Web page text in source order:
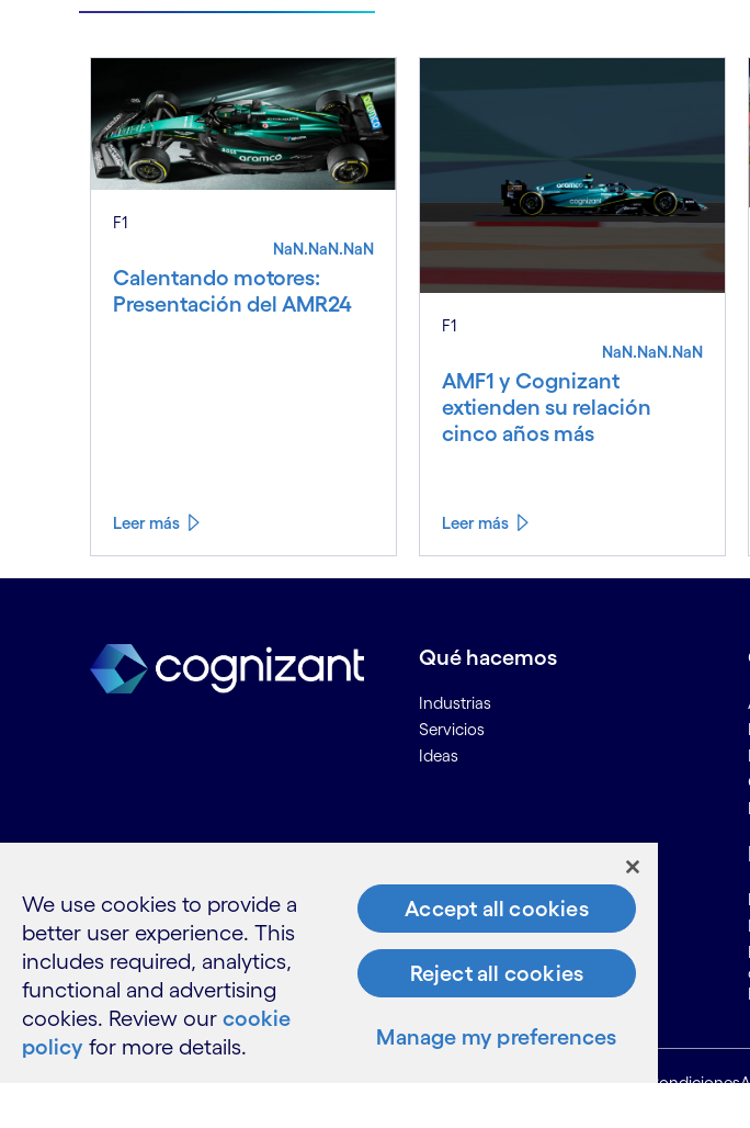
F1
NaN.NaN.NaN
Calentando motores:
Presentación del AMR24
Leer más
F1
NaN.NaN.NaN
AMF1 y Cognizant
extienden su relación
cinco años más
Leer más
Qué hacemos
Industrias
Servicios
Ideas
Contactar
Únete a nosotros
Información para proveedores
Glosario
Condiciones
We use cookies to provide a
better user experience. This
includes required, analytics,
functional and advertising
cookies. Review our cookie
policy for more details.
Accept all cookies
Reject all cookies
Manage my preferences